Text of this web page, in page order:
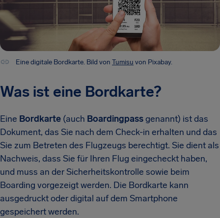
Eine digitale Bordkarte. Bild von Tumisu von Pixabay.
Was ist eine Bordkarte?
Eine Bordkarte (auch Boardingpassgenannt) ist das
Dokument, das Sie nach dem Check-in erhalten und das
Sie zum Betreten des Flugzeugs berechtigt. Sie dient als
Nachweis, dass Sie für Ihren Flug eingecheckt haben,
und muss an der Sicherheitskontrolle sowie beim
Boarding vorgezeigt werden. Die Bordkarte kann
ausgedruckt oder digital auf dem Smartphone
gespeichert werden.